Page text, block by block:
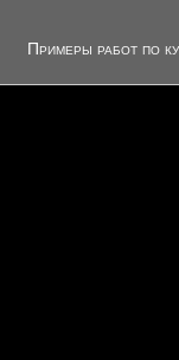
Примеры работ по